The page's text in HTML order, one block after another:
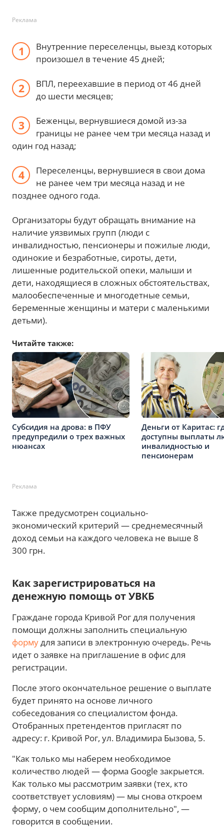
Реклама
Внутренние переселенцы, выезд которых
произошел в течение 45 дней;
ВПЛ, переехавшие в период от 46 дней
до шести месяцев;
Беженцы, вернувшиеся домой из-за
границы не ранее чем три месяца назад и
один год назад;
Переселенцы, вернувшиеся в свои дома
не ранее чем три месяца назад и не
позднее одного года.
Организаторы будут обращать внимание на
наличие уязвимых групп (люди с
инвалидностью, пенсионеры и пожилые люди,
одинокие и безработные, сироты, дети,
лишенные родительской опеки, малыши и
дети, находящиеся в сложных обстоятельствах,
малообеспеченные и многодетные семьи,
беременные женщины и матери с маленькими
детьми).
Читайте также:
Субсидия на дрова: в ПФУ
предупредили о трех важных
нюансах
Деньги от Каритас:
доступны выплаты
инвалидностью и
пенсионерам
Реклама
Также предусмотрен социально-
экономический критерий — среднемесячный
доход семьи на каждого человека не выше 8
300 грн.
Как зарегистрироваться на
денежную помощь от УВКБ
Граждане города Кривой Рог для получения
помощи должны заполнить специальную
формудля записи в электронную очередь. Речь
идет о заявке на приглашение в офис для
регистрации.
После этого окончательное решение о выплате
будет принято на основе личного
собеседования со специалистом фонда.
Отобранных претендентов пригласят по
адресу: г. Кривой Рог, ул. Владимира Бызова, 5.
"Как только мы наберем необходимое
количество людей — форма Google закрыется.
Как только мы рассмотрим заявки (тех, кто
соответствует условиям) — мы снова откроем
форму, о чем сообщим дополнительно", —
говорится в сообщении.